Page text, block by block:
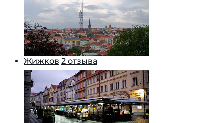
Жижков 2 отзыва